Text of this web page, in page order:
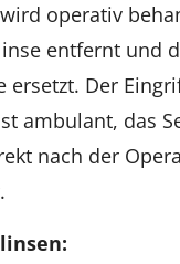
operativ
entfernt und
ersetzt. Der
ambulant, das
nach der